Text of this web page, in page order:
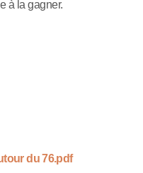
à la gagner.
du 76.pdf